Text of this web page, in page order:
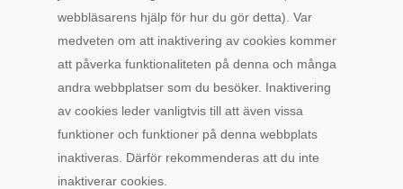
webbläsarens hjälp för hur du gör detta). Var
medveten om att inaktivering av cookies kommer
att påverka funktionaliteten på denna och många
andra webbplatser som du besöker. Inaktivering
av cookies leder vanligtvis till att även vissa
funktioner och funktioner på denna webbplats
inaktiveras. Därför rekommenderas att du inte
inaktiverar cookies.